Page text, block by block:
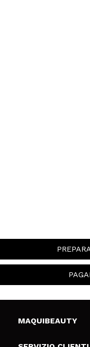
MAQUIBEAUTY
Chi siamo